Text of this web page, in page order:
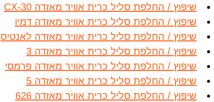
שיפוץ / החלפת סליל כרית אוויר מאזדה CX-30
שיפוץ / החלפת סליל כרית אוויר מאזדה דמיו
שיפוץ / החלפת סליל כרית אוויר מאזדה לאנטיס
שיפוץ / החלפת סליל כרית אוויר מאזדה 3
שיפוץ / החלפת סליל כרית אוויר מאזדה פרמסי
שיפוץ / החלפת סליל כרית אוויר מאזדה 5
שיפוץ / החלפת סליל כרית אוויר מאזדה 626